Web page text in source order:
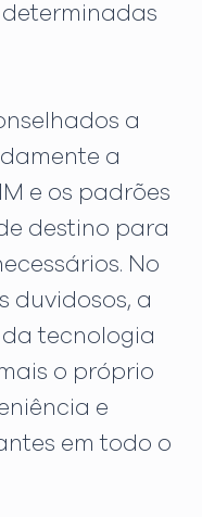
a
a
e os padrões
destino para
No
duvidosos, a
tecnologia
o próprio
e
em todo o